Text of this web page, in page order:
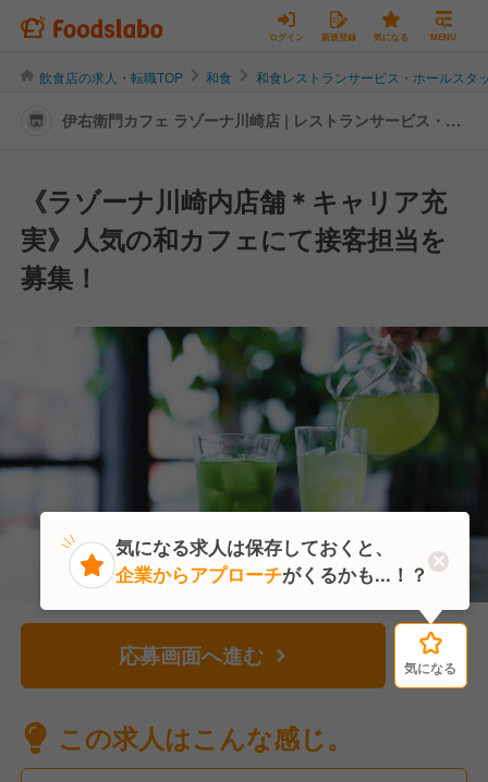
ログイン 新規登録 気になる MENU
飲食店の求人・転職TOP 和食 和食レストランサービス・ホールスタ
伊右衛門カフェ ラゾーナ川崎店 | レストランサービス・ホ
《ラゾーナ川崎内店舗＊キャリア充
実》人気の和カフェにて接客担当を
募集！
応募画面へ進む 気になる
この求人はこんな感じ。
気になる
気になる求人は保存しておくと、
企業からアプローチがくるかも...！？